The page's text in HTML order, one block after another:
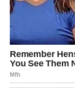
Ribe dobijaju:
novu ideju,
podršku,